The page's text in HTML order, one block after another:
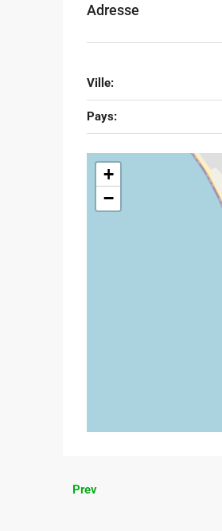
Adresse
Ville:
Pays:
+
−
Prev